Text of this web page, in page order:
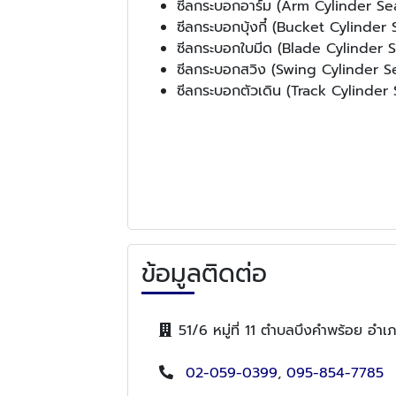
ซีลกระบอกอาร์ม (Arm Cylinder
ซีลกระบอกบุ้งกี๋ (Bucket Cylinder
ซีลกระบอกใบมีด (Blade Cylinder
ซีลกระบอกสวิง (Swing Cylinder
ซีลกระบอกตัวเดิน (Track Cylinder
ข้อมูลติดต่อ
51/6 หมู่ที่ 11 ตำบลบึงคำพร้อย อำเ
02-059-0399, 095-854-7785